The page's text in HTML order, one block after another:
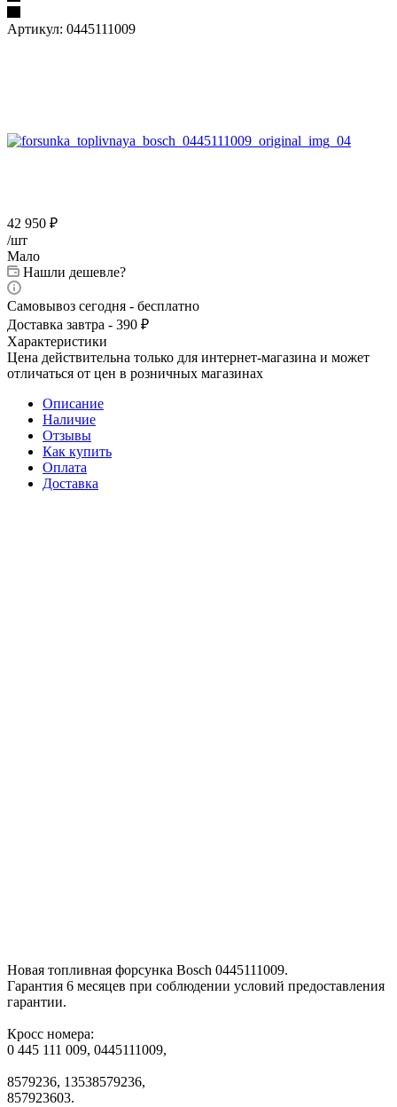
Артикул: 0445111009
42 950 ₽
/шт
Мало
Нашли дешевле?
Самовывоз сегодня - бесплатно
Доставка завтра - 390 ₽
Характеристики
Цена действительна только для интернет-магазина и может
отличаться от цен в розничных магазинах
Описание
Наличие
Отзывы
Как купить
Оплата
Доставка
Новая топливная форсунка Bosch 0445111009.
Гарантия 6 месяцев при соблюдении условий предоставления
гарантии.
Кросс номера:
0 445 111 009, 0445111009,
8579236, 13538579236,
857923603.